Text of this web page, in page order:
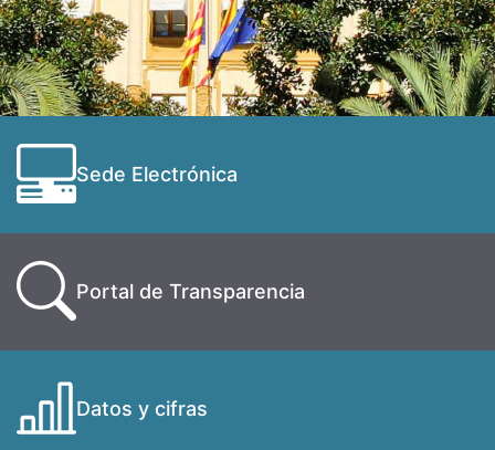
Sede Electrónica
Portal de Transparencia
Datos y cifras